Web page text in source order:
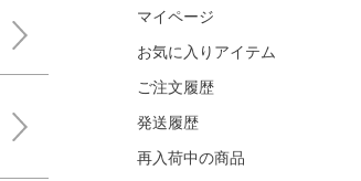
マイページ
お気に入りアイテム
ご注文履歴
発送履歴
再入荷中の商品